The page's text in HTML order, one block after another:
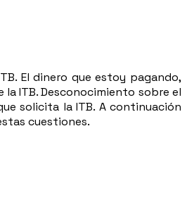
El dinero que estoy pagando,
ITB. Desconocimiento sobre el
solicita la ITB. A continuación
cuestiones.